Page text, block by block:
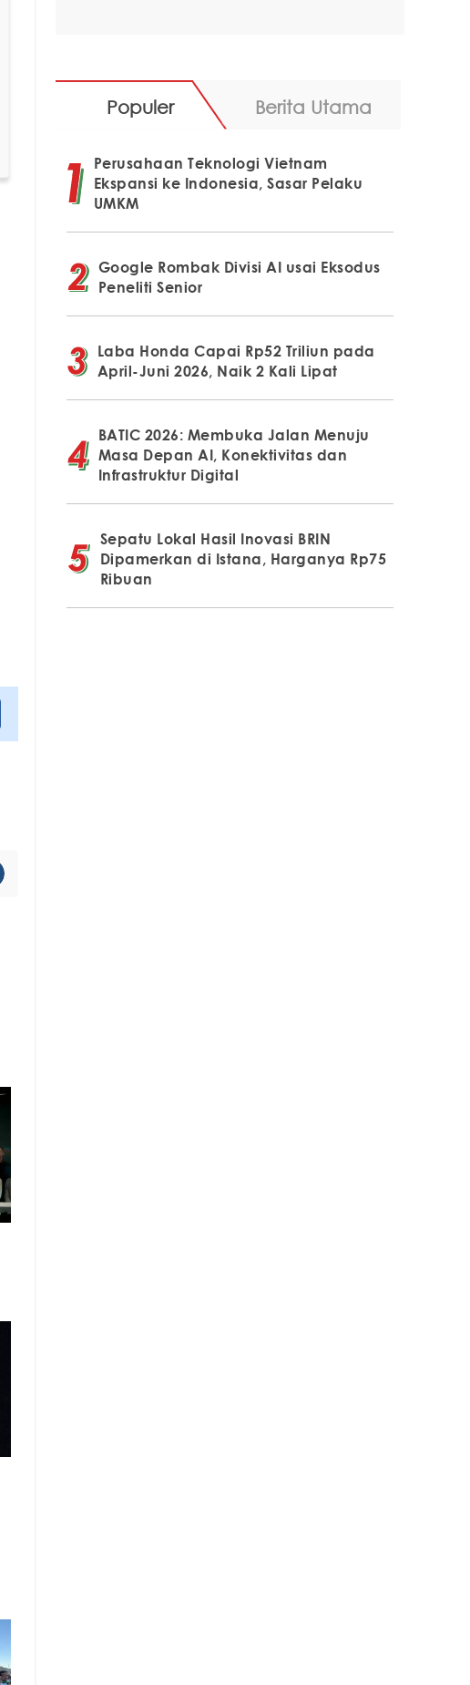
Populer Berita Utama
Perusahaan Teknologi Vietnam
Ekspansi ke Indonesia, Sasar Pelaku
UMKM
Google Rombak Divisi AI usai Eksodus
Peneliti Senior
Laba Honda Capai Rp52 Triliun pada
April-Juni 2026, Naik 2 Kali Lipat
BATIC 2026: Membuka Jalan Menuju
Masa Depan AI, Konektivitas dan
Infrastruktur Digital
Sepatu Lokal Hasil Inovasi BRIN
Dipamerkan di Istana, Harganya Rp75
Ribuan